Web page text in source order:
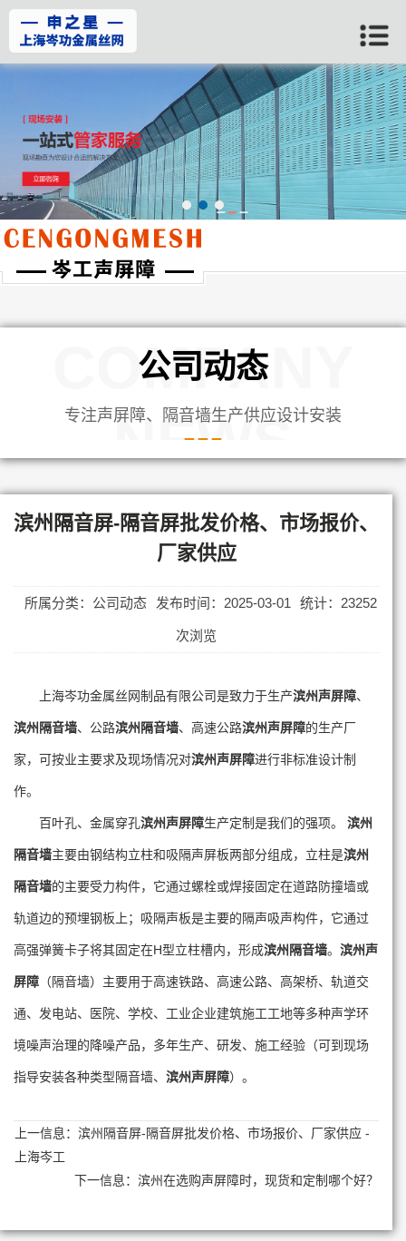
公司动态
COMPANY
NEWS
专注声屏障、隔音墙生产供应设计安装
滨州隔音屏-隔音屏批发价格、市场报价、
厂家供应
所属分类：公司动态 发布时间：2025-03-01 统计：23252
次浏览
上海岑功金属丝网制品有限公司是致力于生产滨州声屏障、
滨州隔音墙、公路滨州隔音墙、高速公路滨州声屏障的生产厂
家，可按业主要求及现场情况对滨州声屏障进行非标准设计制
作。
百叶孔、金属穿孔滨州声屏障生产定制是我们的强项。 滨州
隔音墙主要由钢结构立柱和吸隔声屏板两部分组成，立柱是滨州
隔音墙的主要受力构件，它通过螺栓或焊接固定在道路防撞墙或
轨道边的预埋钢板上；吸隔声板是主要的隔声吸声构件，它通过
高强弹簧卡子将其固定在H型立柱槽内，形成滨州隔音墙。 滨州声
屏障 （隔音墙）主要用于高速铁路、高速公路、高架桥、轨道交
通、发电站、医院、学校、工业企业建筑施工工地等多种声学环
境噪声治理的降噪产品，多年生产、研发、施工经验（可到现场
指导安装各种类型隔音墙、 滨州声屏障）。
上一信息： 滨州隔音屏-隔音屏批发价格、市场报价、厂家供应 -
上海岑工
下一信息：滨州在选购声屏障时，现货和定制哪个好？